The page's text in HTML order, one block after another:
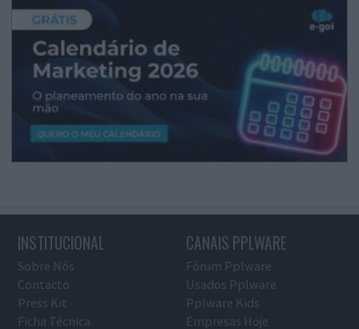
INSTITUCIONAL
Sobre Nós
Contacto
Press Kit
Ficha Técnica
CANAIS PPLWARE
Fórum Pplware
Usados Pplware
Pplware Kids
Empresas Hoje